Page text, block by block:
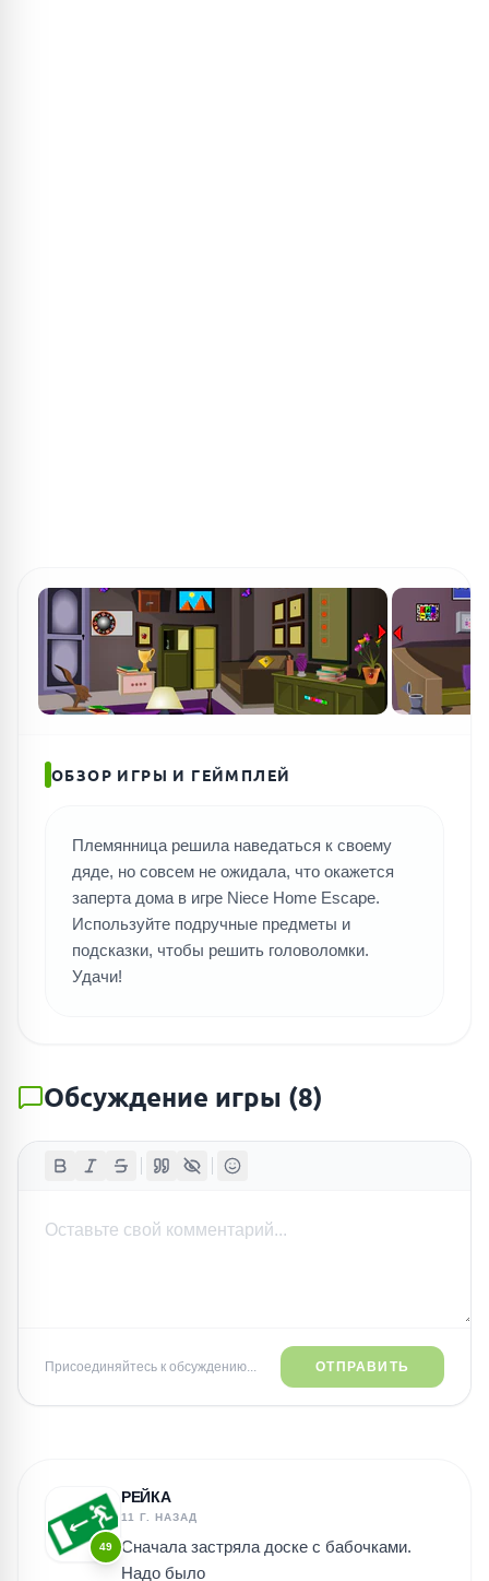
ПОИСК ИГР
ОБЗОР ИГРЫ И ГЕЙМПЛЕЙ
Племянница решила наведаться к своему
дяде, но совсем не ожидала, что окажется
заперта дома в игре Niece Home Escape.
Используйте подручные предметы и
подсказки, чтобы решить головоломки.
Удачи!
Обсуждение игры (8)
Присоединяйтесь к обсуждению... ОТПРАВИТЬ
49
РЕЙКА
11 Г. НАЗАД
Сначала застряла доске с бабочками.
Надо было